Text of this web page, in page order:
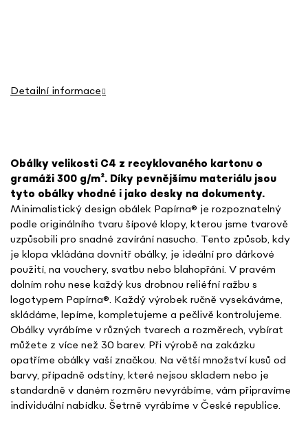
Detailní informace
Obálky velikosti C4 z recyklovaného kartonu o
gramáži 300 g/m². Díky pevnějšímu materiálu jsou
tyto obálky vhodné i jako desky na dokumenty.
Minimalistický design obálek Papírna® je rozpoznatelný
podle originálního tvaru šípové klopy, kterou jsme tvarově
uzpůsobili pro snadné zavírání nasucho. Tento způsob, kdy
je klopa vkládána dovnitř obálky, je ideální pro dárkové
použití, na vouchery, svatbu nebo blahopřání. V pravém
dolním rohu nese každý kus drobnou reliéfní ražbu s
logotypem Papírna®. Každý výrobek ručně vysekáváme,
skládáme, lepíme, kompletujeme a pečlivě kontrolujeme.
Obálky vyrábíme v různých tvarech a rozměrech, vybírat
můžete z více než 30 barev. Při výrobě na zakázku
opatříme obálky vaší značkou. Na větší množství kusů od
barvy, případně odstíny, které nejsou skladem nebo je
standardně v daném rozměru nevyrábíme, vám připravíme
individuální nabídku. Šetrně vyrábíme v České republice.